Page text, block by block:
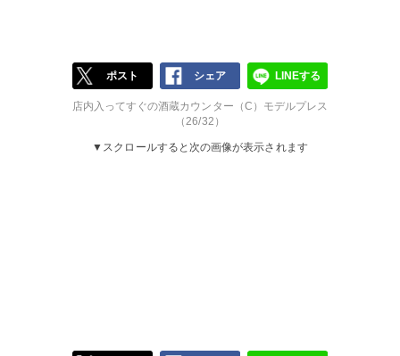
ポスト シェア LINEする
店内入ってすぐの酒蔵カウンター（C）モデルプレス
（26/32）
▼スクロールすると次の画像が表示されます